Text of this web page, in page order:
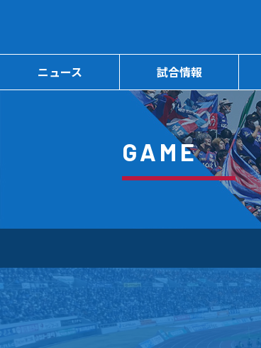
ニュース 試合情報
GAME